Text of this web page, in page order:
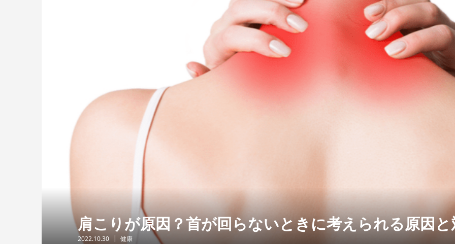
肩こりが原因？首が回らないときに考えられる原因
2022.10.30 健康